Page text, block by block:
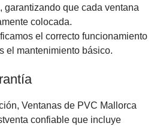
garantizando que cada ventana
colocada.
el correcto funcionamiento
el mantenimiento básico.
Ventanas de PVC Mallorca
confiable que incluye